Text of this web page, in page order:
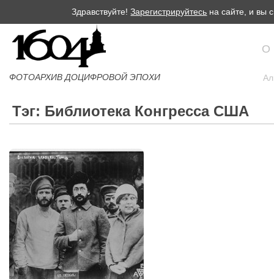
Здравствуйте!Зарегистрируйтесь на сайте, и вы
ФОТОАРХИВ ДОЦИФРОВОЙ ЭПОХИ
О
Тэг: Библиотека Конгресса США